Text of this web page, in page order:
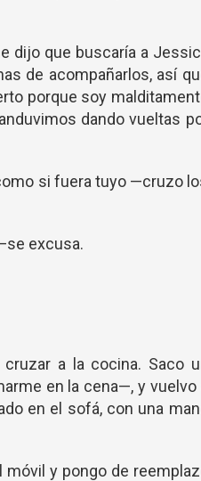
dijo que buscaría a
de acompañarlos, así
porque soy
dando vueltas
si fuera tuyo —cruzo
excusa.
a la cocina. Saco
en la cena—, y vuelvo
en el sofá, con una
móvil y pongo de